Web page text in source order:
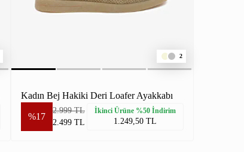
2
Kadın Bej Hakiki Deri Loafer Ayakkabı
%17
2.999 TL
2.499 TL
İkinci Ürüne %50 İndirim
1.249,50 TL